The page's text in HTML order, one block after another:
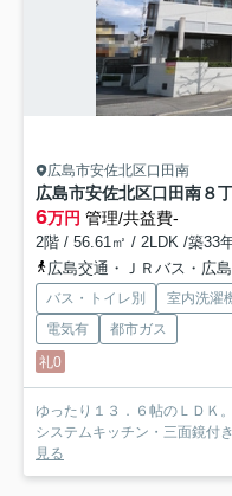
広島市安佐北区口田南
広島市安佐北区口田南８
6万円 管理/共益費-
2階 / 56.61㎡ / 2LDK /築33
広島交通・ＪＲバス・広島バ
バス・トイレ別 室内洗濯
電気有
都市ガス
礼0
ゆったり１３．６帖のＬＤＫ
システムキッチン・三面鏡付
見る